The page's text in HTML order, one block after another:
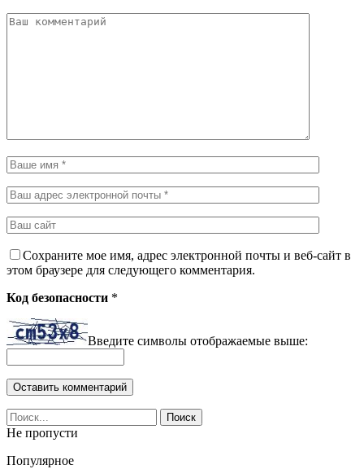
Сохраните мое имя, адрес электронной почты и веб-сайт в
этом браузере для следующего комментария.
Код безопасности *
Введите символы отображаемые выше:
Не пропусти
Популярное